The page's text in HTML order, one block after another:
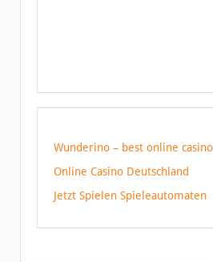
Wunderino – best online casino
Online Casino Deutschland
Jetzt Spielen Spieleautomaten